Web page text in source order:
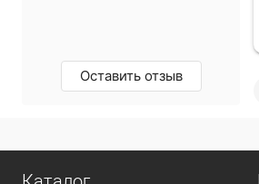
Оставить отзыв